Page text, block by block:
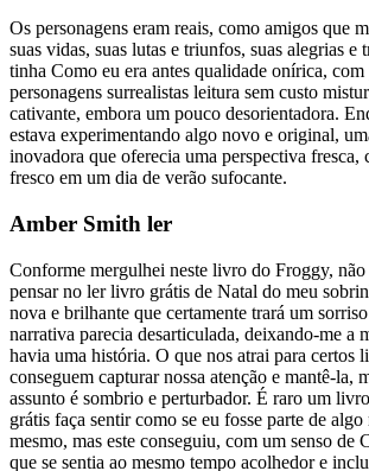
Os personagens eram reais, como amigos que
suas vidas, suas lutas e triunfos, suas alegrias e
tinha Como eu era antes qualidade onírica, com
personagens surrealistas leitura sem custo
cativante, embora um pouco desorientadora.
estava experimentando algo novo e original,
inovadora que oferecia uma perspectiva fresca,
fresco em um dia de verão sufocante.
Amber Smith ler
Conforme mergulhei neste livro do Froggy,
pensar no ler livro grátis de Natal do meu
nova e brilhante que certamente trará um
narrativa parecia desarticulada, deixando-me a
havia uma história. O que nos atrai para certos
conseguem capturar nossa atenção e mantê-la,
assunto é sombrio e perturbador. É raro um
grátis faça sentir como se eu fosse parte de
mesmo, mas este conseguiu, com um senso de
que se sentia ao mesmo tempo acolhedor e